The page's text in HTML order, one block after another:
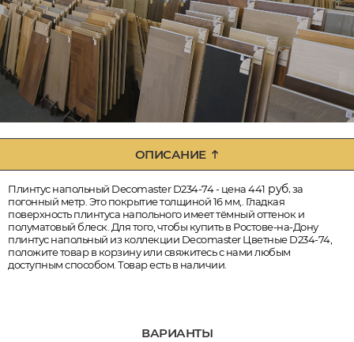
ОПИСАНИЕ
Плинтус напольный Decomaster D234-74 - цена 441 руб.за
погонный метр. Это покрытие толщиной 16 мм,. Гладкая
поверхность плинтуса напольного имеет тёмный оттенок и
полуматовый блеск. Для того, чтобы купить в Ростове-на-Дону
плинтус напольный из коллекции Decomaster Цветные D234-74,
положите товар в корзину или свяжитесь с нами любым
доступным способом. Товар есть в наличии.
ВАРИАНТЫ